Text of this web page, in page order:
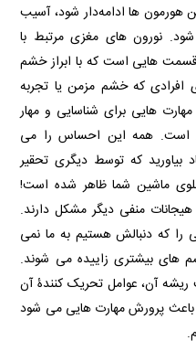
هورمون ها ادامه‌دار شود، آسیب
نورون های مغزی مرتبط با
هایی است که با ابراز خشم
که خشم مزمن یا تجربه
هایی برای شناسایی و مهار
است. همه این احساس را می
بیاورید که توسط دیگری تحقیر
ماشین شما ظاهر شده است!
منفی دیگر مشکل دارند.
را که دنبالش هستیم به ما نمی
های بیشتری زاییده می شوند.
آن، عوامل تحریک کنندۀ آن
باعث پرورش مهارت هایی می شود